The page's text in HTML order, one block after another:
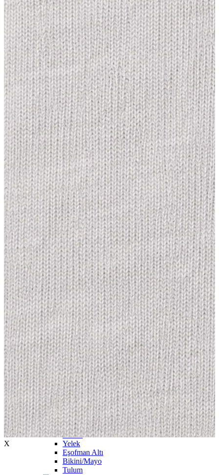
Atlet
Elbise
Eşofman Altı
Mont
Kazak
Yelek
Yağmurluk
Trenchcoat
Kaban
ERKEK
ERKEK
Jean Pantolon
Pantolon
Sweatshirt
Gömlek
Ceket
Eşofman Altı
T-shirt
Polo K.Kol
Hırka
Kazak
Mont
Kaban
Trenchcoat
Kadın
Kadın
Öne Çıkanlar
Öne Çıkanlar
Yaz Ürünleri
İndirimdekiler
Giyim
Giyim
Jean Pantolon
Pantolon
Gömlek
T-shirt
Polo T-shirt
Bluz
Etek
Elbise
Şort
Kapri
Atlet
Top
Sweatshirt
Kazak
Yelek
Eşofman Altı
Bikini/Mayo
Tulum
X